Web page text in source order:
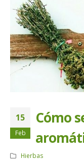
15
Feb
Cómo
Hierbas